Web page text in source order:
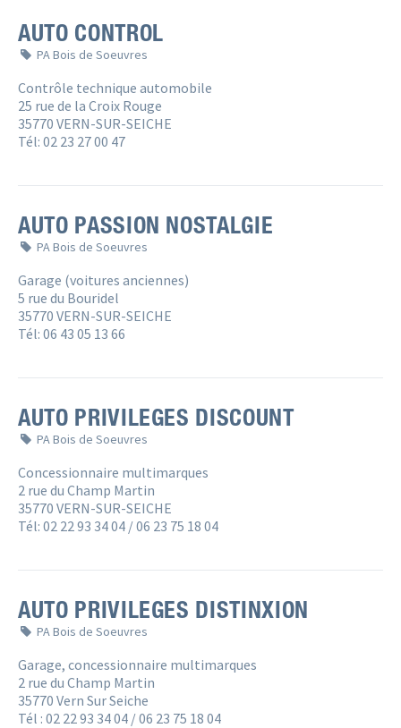
AUTO CONTROL
PA Bois de Soeuvres
Contrôle technique automobile
25 rue de la Croix Rouge
35770 VERN-SUR-SEICHE
Tél: 02 23 27 00 47
AUTO PASSION NOSTALGIE
PA Bois de Soeuvres
Garage (voitures anciennes)
5 rue du Bouridel
35770 VERN-SUR-SEICHE
Tél: 06 43 05 13 66
AUTO PRIVILEGES DISCOUNT
PA Bois de Soeuvres
Concessionnaire multimarques
2 rue du Champ Martin
35770 VERN-SUR-SEICHE
Tél: 02 22 93 34 04 / 06 23 75 18 04
AUTO PRIVILEGES DISTINXION
PA Bois de Soeuvres
Garage, concessionnaire multimarques
2 rue du Champ Martin
35770 Vern Sur Seiche
Tél : 02 22 93 34 04 / 06 23 75 18 04